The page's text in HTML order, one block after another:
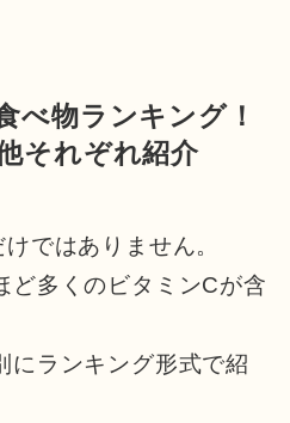
べ物ランキング！
それぞれ紹介
ではありません。
ど多くのビタミンCが含
にランキング形式で紹